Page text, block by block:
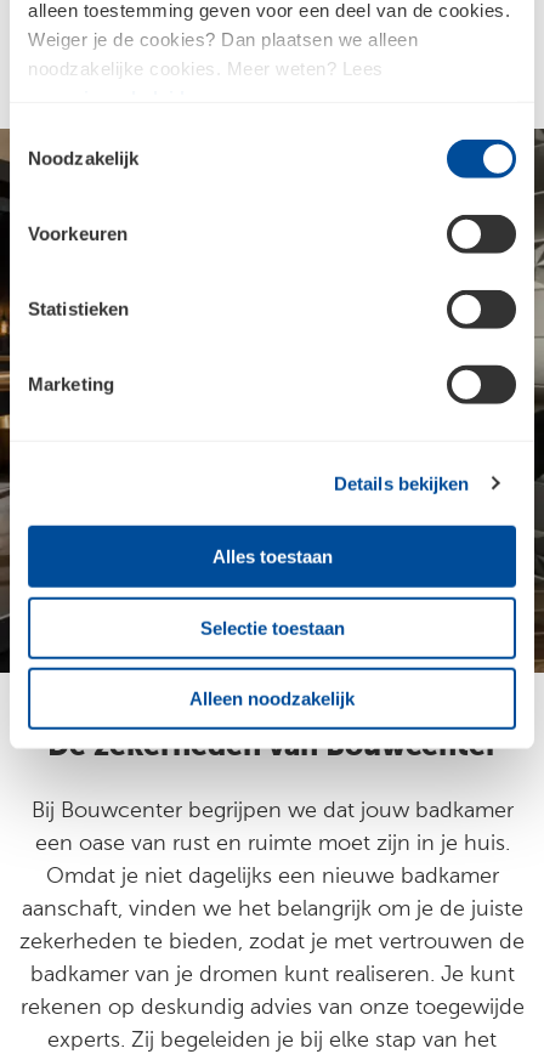
alleen toestemming geven voor een deel van de cookies.
Weiger je de cookies? Dan plaatsen we alleen
noodzakelijke cookies. Meer weten? Lees
Toestemmingsselectie
Noodzakelijk
Voorkeuren
Statistieken
Marketing
Details bekijken
Alles toestaan
Selectie toestaan
Alleen noodzakelijk
samenkomen en waar ontspanning en verzorging
beginnen.
De zekerheden van Bouwcenter
Bij Bouwcenter begrijpen we dat jouw badkamer
een oase van rust en ruimte moet zijn in je huis.
Omdat je niet dagelijks een nieuwe badkamer
aanschaft, vinden we het belangrijk om je de juiste
zekerheden te bieden, zodat je met vertrouwen de
badkamer van je dromen kunt realiseren. Je kunt
rekenen op deskundig advies van onze toegewijde
experts. Zij begeleiden je bij elke stap van het